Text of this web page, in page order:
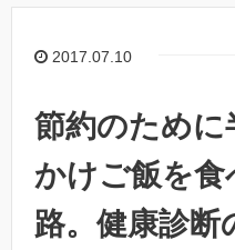
2017.07.10
節約のために
かけご飯を
路。健康診断